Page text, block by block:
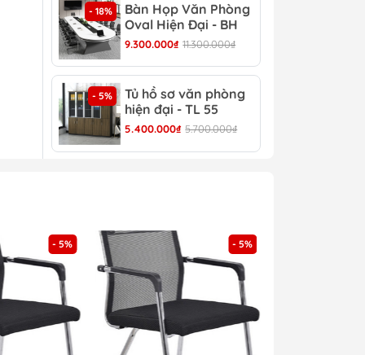
- 18%
Bàn Họp Văn Phòng
Oval Hiện Đại - BH
44
9.300.000₫ 11.300.000₫
- 5%
Tủ hồ sơ văn phòng
hiện đại - TL 55
5.400.000₫ 5.700.000₫
- 5% - 5%